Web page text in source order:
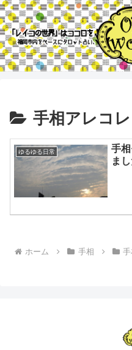
手相アレコレ
ゆるゆる日常
手
ま
ホーム 手相